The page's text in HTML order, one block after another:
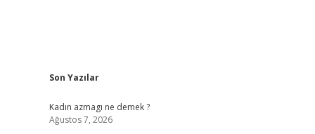
Sidebar
Son Yazılar
Kadın azmagı ne demek ?
Ağustos 7, 2026